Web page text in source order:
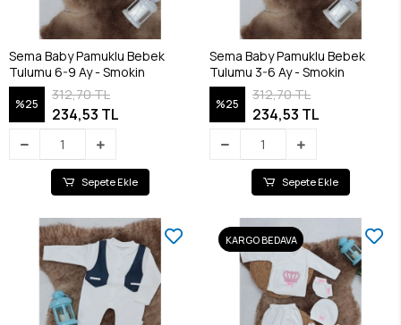
Sema Baby Pamuklu Bebek
Tulumu 6-9 Ay - Smokin
%25
312,70 TL
234,53 TL
Sepete Ekle
Sema Baby Pamuklu Bebek
Tulumu 3-6 Ay - Smokin
%25
312,70 TL
234,53 TL
Sepete Ekle
KARGO BEDAVA